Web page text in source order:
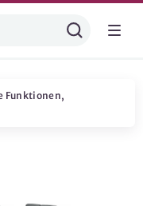
Funktionen,